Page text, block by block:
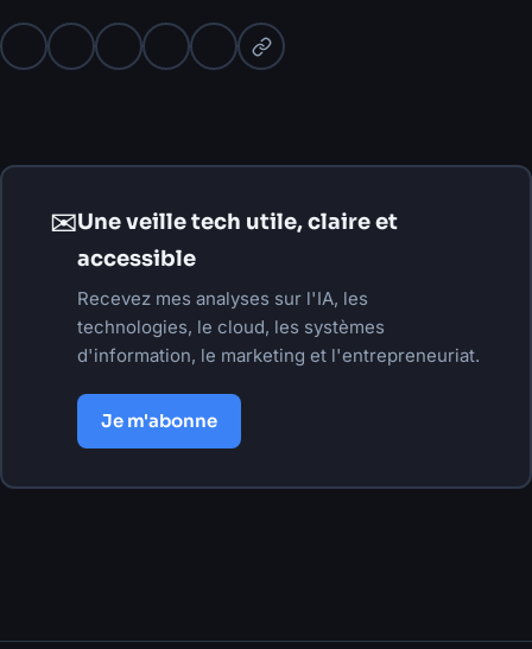
✉Une veille tech utile, claire et
accessible
Recevez mes analyses sur l'IA, les
technologies, le cloud, les systèmes
d'information, le marketing et l'entrepreneuriat.
Je m'abonne